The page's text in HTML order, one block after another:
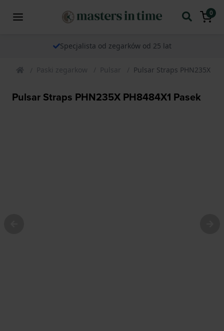
0
Specjalista od zegarków od 25 lat
Paski zegarkow Pulsar Pulsar Straps PHN235X
Pulsar Straps PHN235X PH8484X1 Pasek